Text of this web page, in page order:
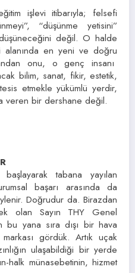
işlevi itibarıyla; felsefi
“düşünme yetisini”
değil. O halde
alanında en yeni ve doğru
onu, o genç insanı
bilim, sanat, fikir, estetik,
etmekle yükümlü yerdir,
veren bir dershane değil.
tabana yayılan
başarı arasında da
Doğrudur da. Birazdan
olan Sayın THY Genel
yana sıra dışı bir hava
gördük. Artık uçak
ulaşabildiği bir yerde
halk münasebetinin, hizmet